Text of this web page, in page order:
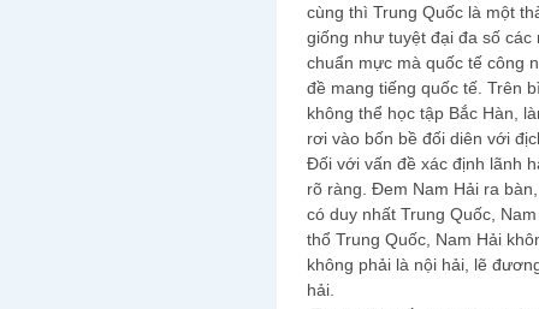
cùng thì Trung Quốc là một
giống như tuyệt đại đa số
chuẩn mực mà quốc tế công
đề mang tiếng quốc tế. Trên
không thể học tập Bắc Hàn,
rơi vào bốn bề đối diên với
Đối với vấn đề xác định lãnh
rõ ràng. Đem Nam Hải ra
có duy nhất Trung Quốc,
thổ Trung Quốc, Nam Hải
không phải là nội hải, lẽ
hải.